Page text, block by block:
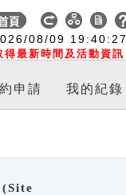
08/09 19:40:28
最新時間及活動資訊
申請 我的紀錄
(Site